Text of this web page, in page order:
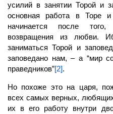
усилий в занятии Торой и
основная работа в Торе и
начинается после того,
возвращения из любви.
заниматься Торой и
заповедано нам, – а “мир
праведников”[2].
Но похоже это на царя,
всех самых верных,
их в его работу внутри